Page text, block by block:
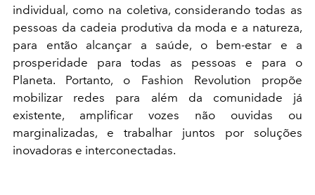
individual, como na coletiva, considerando todas as
pessoas da cadeia produtiva da moda e a natureza,
para então alcançar a saúde, o bem-estar e a
prosperidade para todas as pessoas e para o
Planeta. Portanto, o Fashion Revolution propõe
mobilizar redes para além da comunidade já
existente, amplificar vozes não ouvidas ou
marginalizadas, e trabalhar juntos por soluções
inovadoras e interconectadas.